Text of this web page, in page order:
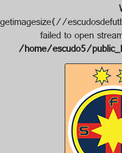
getimagesize(//
failed to open
/home/escudo5/